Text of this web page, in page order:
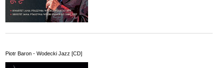
Piotr Baron - Wodecki Jazz [CD]